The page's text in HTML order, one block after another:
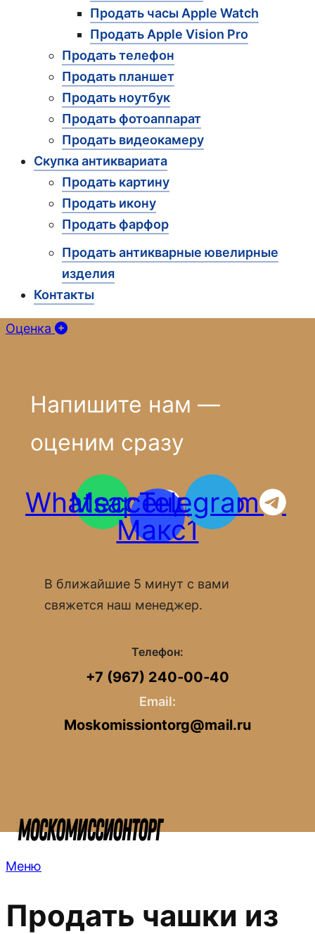
Продать часы Apple Watch
Продать Apple Vision Pro
Продать телефон
Продать планшет
Продать ноутбук
Продать фотоаппарат
Продать видеокамеру
Скупка антиквариата
Продать картину
Продать икону
Продать фарфор
Продать антикварные ювелирные
изделия
Контакты
Оценка
Напишите нам —
оценим сразу
Whatsapp
Мессенджер
Макс1
Telegram
В ближайшие 5 минут с вами
свяжется наш менеджер.
Телефон:
+7 (967) 240‑00‑40
Email:
Moskomissiontorg@mail.ru
Меню
Продать чашки из